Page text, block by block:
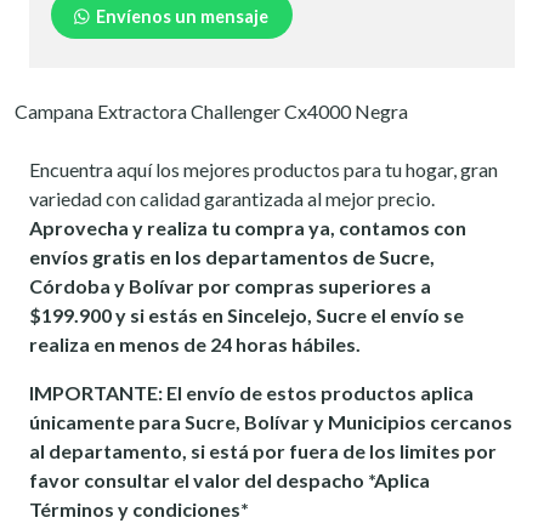
Envíenos un mensaje
Campana Extractora Challenger Cx4000 Negra
Encuentra aquí los mejores productos para tu hogar, gran
variedad con calidad garantizada al mejor precio.
Aprovecha y realiza tu compra ya, contamos con
envíos gratis en los departamentos de Sucre,
Córdoba y Bolívar por compras superiores a
$199.900 y si estás en Sincelejo, Sucre el envío se
realiza en menos de 24 horas hábiles.
IMPORTANTE: El envío de estos productos aplica
únicamente para Sucre, Bolívar y Municipios cercanos
al departamento, si está por fuera de los limites por
favor consultar el valor del despacho *Aplica
Términos y condiciones*